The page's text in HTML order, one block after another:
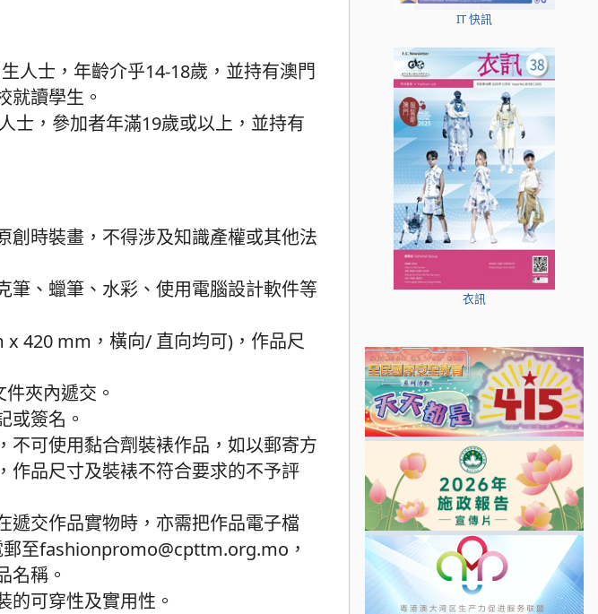
人士，年齡介乎14-18歲，並持有澳門
就讀學生。
士，參加者年滿19歲或以上，並持有
創時裝畫，不得涉及知識產權或其他法
筆、蠟筆、水彩、使用電腦設計軟件等
420 mm，橫向/ 直向均可)，作品尺
夾內遞交。
或簽名。
不可使用黏合劑裝裱作品，如以郵寄方
作品尺寸及裝裱不符合要求的不予評
遞交作品實物時，亦需把作品電子檔
至fashionpromo@cpttm.org.mo，
名稱。
的可穿性及實用性。
IT 快訊
衣訊